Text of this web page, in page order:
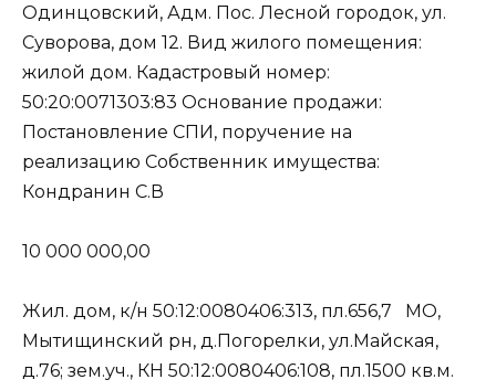
Одинцовский, Адм. Пос. Лесной городок, ул.
Суворова, дом 12. Вид жилого помещения:
жилой дом. Кадастровый номер:
50:20:0071303:83 Основание продажи:
Постановление СПИ, поручение на
реализацию Собственник имущества:
Кондранин С.В
10 000 000,00
Жил. дом, к/н 50:12:0080406:313, пл.656,7 МО,
Мытищинский рн, д.Погорелки, ул.Майская,
д.76; зем.уч., КН 50:12:0080406:108, пл.1500 кв.м.